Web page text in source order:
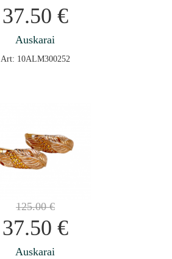
37.50 €
Auskarai
Art: 10ALM300252
125.00€
37.50 €
Auskarai